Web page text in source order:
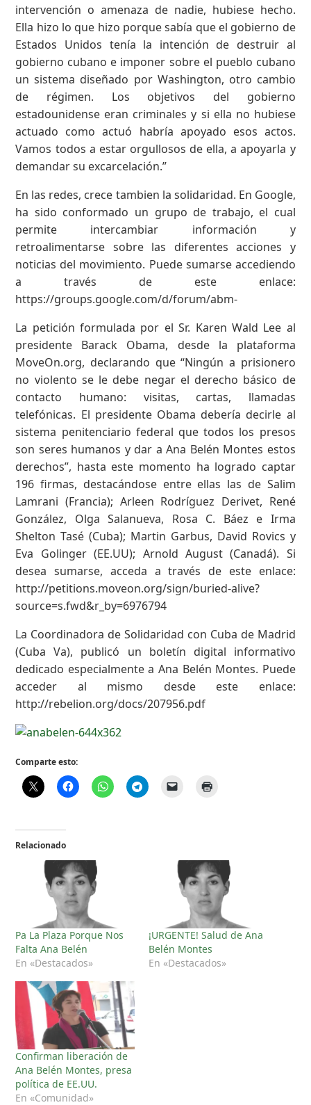
intervención o amenaza de nadie, hubiese hecho.
Ella hizo lo que hizo porque sabía que el gobierno de
Estados Unidos tenía la intención de destruir al
gobierno cubano e imponer sobre el pueblo cubano
un sistema diseñado por Washington, otro cambio
de régimen. Los objetivos del gobierno
estadounidense eran criminales y si ella no hubiese
actuado como actuó habría apoyado esos actos.
Vamos todos a estar orgullosos de ella, a apoyarla y
demandar su excarcelación.”
En las redes, crece tambien la solidaridad. En Google,
ha sido conformado un grupo de trabajo, el cual
permite intercambiar información y
retroalimentarse sobre las diferentes acciones y
noticias del movimiento. Puede sumarse accediendo
a través de este enlace:
https://groups.google.com/d/forum/abm-
La petición formulada por el Sr. Karen Wald Lee al
presidente Barack Obama, desde la plataforma
MoveOn.org, declarando que “Ningún a prisionero
no violento se le debe negar el derecho básico de
contacto humano: visitas, cartas, llamadas
telefónicas. El presidente Obama debería decirle al
sistema penitenciario federal que todos los presos
son seres humanos y dar a Ana Belén Montes estos
derechos”, hasta este momento ha logrado captar
196 firmas, destacándose entre ellas las de Salim
Lamrani (Francia); Arleen Rodríguez Derivet, René
González, Olga Salanueva, Rosa C. Báez e Irma
Shelton Tasé (Cuba); Martin Garbus, David Rovics y
Eva Golinger (EE.UU); Arnold August (Canadá). Si
desea sumarse, acceda a través de este enlace:
http://petitions.moveon.org/sign/buried-alive?
source=s.fwd&r_by=6976794
La Coordinadora de Solidaridad con Cuba de Madrid
(Cuba Va), publicó un boletín digital informativo
dedicado especialmente a Ana Belén Montes. Puede
acceder al mismo desde este enlace:
http://rebelion.org/docs/207956.pdf
Comparte esto:
Relacionado
Pa La Plaza Porque Nos
Falta Ana Belén
En «Destacados»
¡URGENTE! Salud de Ana
Belén Montes
En «Destacados»
Confirman liberación de
Ana Belén Montes, presa
política de EE.UU.
En «Comunidad»